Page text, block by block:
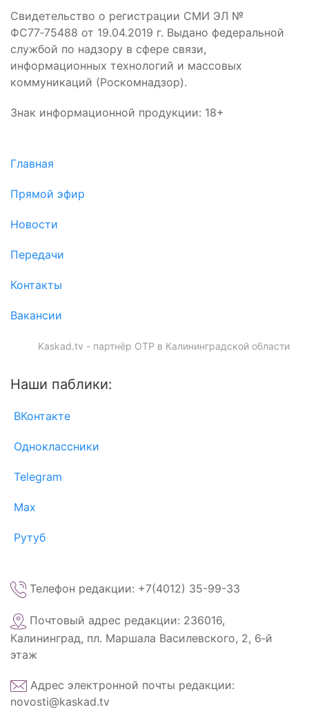
Свидетельство о регистрации СМИ ЭЛ №
ФС77‑75488 от 19.04.2019 г. Выдано федеральной
службой по надзору в сфере связи,
информационных технологий и массовых
коммуникаций (Роскомнадзор).
Знак информационной продукции: 18+
Главная
Прямой эфир
Новости
Передачи
Контакты
Вакансии
Kaskad.tv - партнёр ОТР в Калининградской области
Наши паблики:
ВКонтакте
Одноклассники
Telegram
Max
Рутуб
Телефон редакции: +7(4012) 35-99-33
Почтовый адрес редакции: 236016,
Калининград, пл. Маршала Василевского, 2, 6‑й
этаж
Адрес электронной почты редакции:
novosti@kaskad.tv